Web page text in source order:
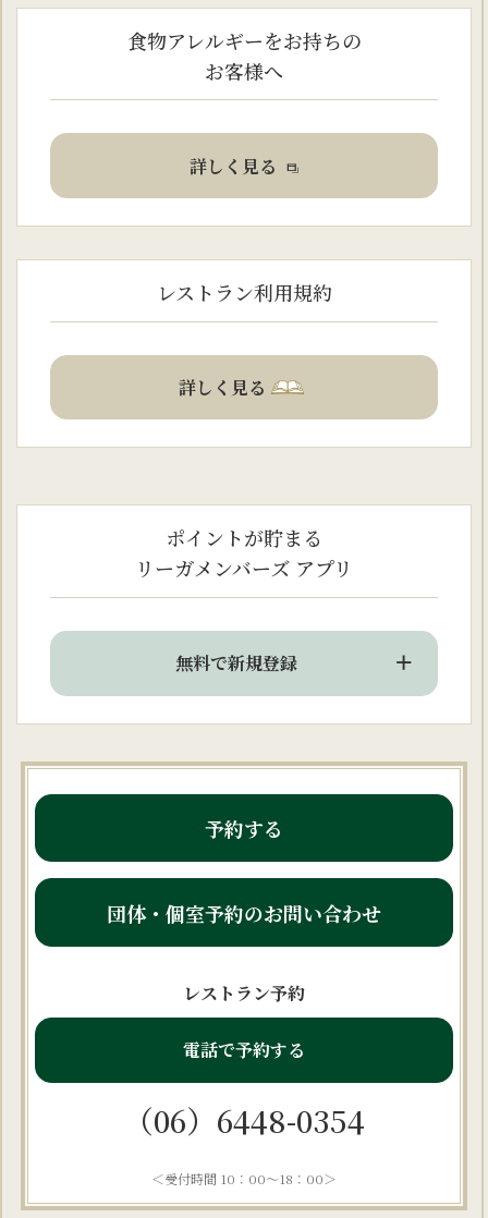
食物アレルギーをお持ちの
お客様へ
詳しく見る
レストラン利用規約
詳しく見る
ポイントが貯まる
リーガメンバーズ アプリ
無料で新規登録
予約する
団体・個室予約のお問い合わせ
レストラン予約
電話で予約する
（06）6448-0354
＜受付時間 10：00～18：00＞